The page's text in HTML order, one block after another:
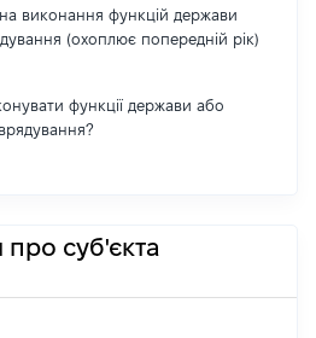
виконання функцій держави
(охоплює попередній рік)
функції держави або
про суб'єкта